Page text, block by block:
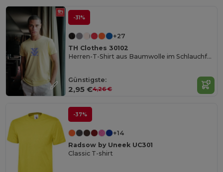
-31%
+27
TH Clothes 30102
Herren-T-Shirt aus Baumwolle im Schlauchformat
Günstigste:
2,95 €4,26 €
-37%
+14
Radsow by Uneek UC301
Classic T-shirt